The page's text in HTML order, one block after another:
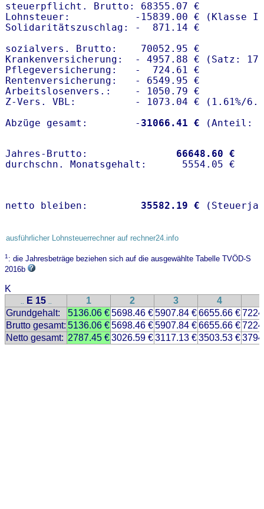
steuerpflicht. Brutto: 68355.07 €
Lohnsteuer:           -15839.00 € (Klasse I)
Solidaritätszuschlag: -  871.14 €
sozialvers. Brutto:    70052.95 €
Krankenversicherung:  - 4957.88 € (Satz:
Pflegeversicherung:   -  724.61 €
Rentenversicherung:   - 6549.95 €
Arbeitslosenvers.:    - 1050.79 €
Z-Vers. VBL:          - 1073.04 € ( 1.61%/
Abzüge gesamt:        - 31066.41 €
Jahres-Brutto: 66648.60 €
netto bleiben: 35582.19 €
ausführlicher Lohnsteuerrechner auf rechner24.info
1: die Jahresbeträge beziehen sich auf die ausgewählte Tabelle TVÖD-S
2016b
K
.. E 15 .. 1 2 3 4
Grundgehalt:
5136.06 €5698.46 €5907.84 €6655.66 €
Brutto gesamt: 5136.06 €5698.46 €5907.84 €6655.66 €
Netto gesamt: 2787.45 €3026.59 €3117.13 €3503.53 €